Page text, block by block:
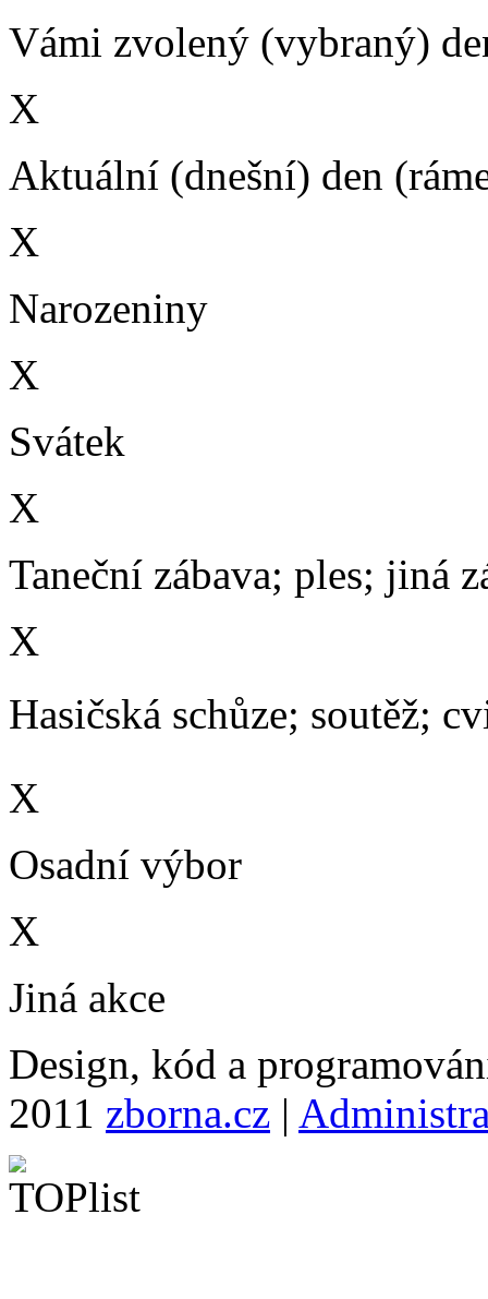
Vámi zvolený (vybraný)
X
Aktuální (dnešní) den
X
Narozeniny
X
Svátek
X
Taneční zábava; ples; jiná
X
Hasičská schůze; soutěž;
X
Osadní výbor
X
Jiná akce
Design, kód a
2011 zborna.cz |